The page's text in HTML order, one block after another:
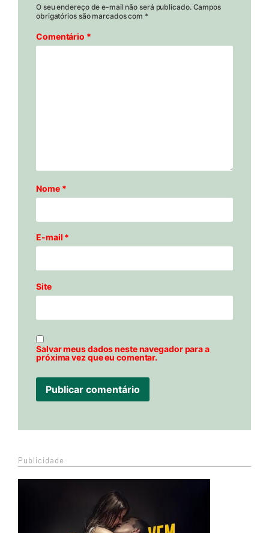
O seu endereço de e-mail não será publicado. Campos
obrigatórios são marcados com *
Comentário *
Nome *
E-mail *
Site
Salvar meus dados neste navegador para a
próxima vez que eu comentar.
Publicidade